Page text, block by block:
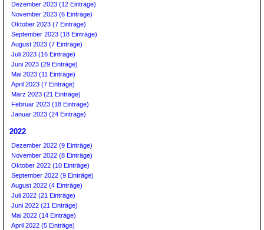
Dezember 2023 (12 Einträge)
November 2023 (6 Einträge)
Oktober 2023 (7 Einträge)
September 2023 (18 Einträge)
August 2023 (7 Einträge)
Juli 2023 (16 Einträge)
Juni 2023 (29 Einträge)
Mai 2023 (11 Einträge)
April 2023 (7 Einträge)
März 2023 (21 Einträge)
Februar 2023 (18 Einträge)
Januar 2023 (24 Einträge)
2022
Dezember 2022 (9 Einträge)
November 2022 (8 Einträge)
Oktober 2022 (10 Einträge)
September 2022 (9 Einträge)
August 2022 (4 Einträge)
Juli 2022 (21 Einträge)
Juni 2022 (21 Einträge)
Mai 2022 (14 Einträge)
April 2022 (5 Einträge)